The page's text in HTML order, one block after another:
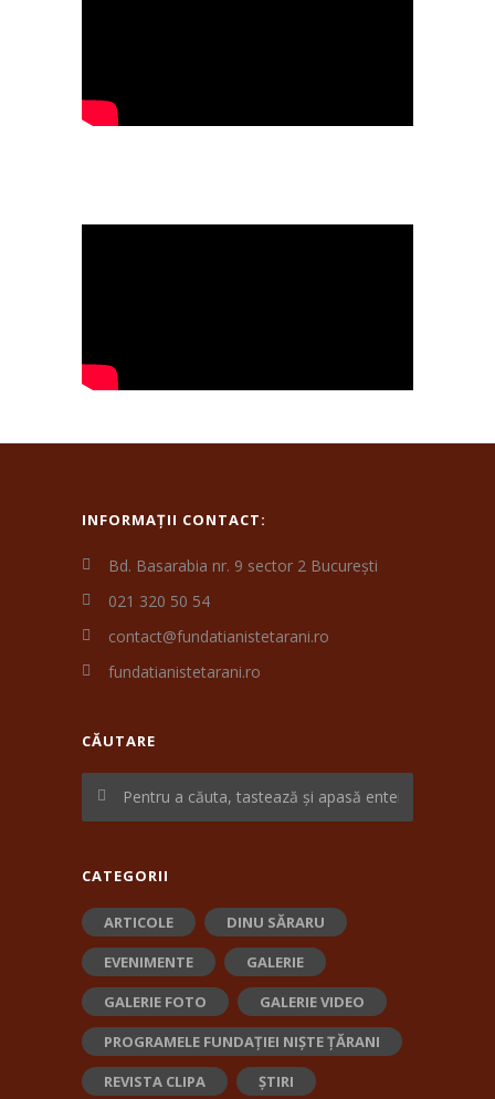
INFORMAȚII CONTACT:
Bd. Basarabia nr. 9 sector 2 București
021 320 50 54
contact@fundatianistetarani.ro
fundatianistetarani.ro
CĂUTARE
CATEGORII
ARTICOLE
DINU SĂRARU
EVENIMENTE
GALERIE
GALERIE FOTO
GALERIE VIDEO
PROGRAMELE FUNDAȚIEI NIȘTE ȚĂRANI
REVISTA CLIPA
ȘTIRI